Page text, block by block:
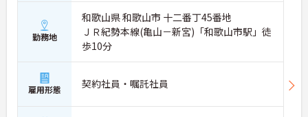
勤務地
和歌山県 和歌山市 十二番丁45番地
ＪＲ紀勢本線(亀山－新宮)「和歌山市駅」徒
歩10分
雇用形態 契約社員・嘱託社員